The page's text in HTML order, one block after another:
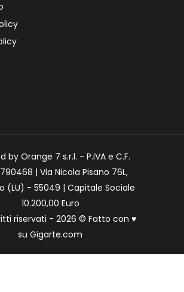
by Orange 7 s.r.l. - P.IVA e C.F.
| Via Nicola Pisano 76L,
(LU) - 55049 | Capitale Sociale
10.200,00 Euro
riservati - 2026 © Fatto con ♥
su Gigarte.com